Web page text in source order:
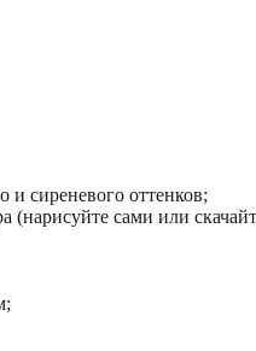
и сиреневого оттенков;
(нарисуйте сами или